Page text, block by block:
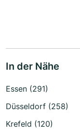
In der Nähe
Essen (291)
Düsseldorf (258)
Krefeld (120)